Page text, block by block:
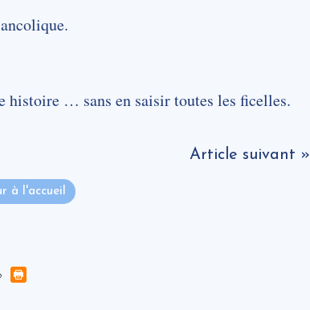
histoire … sans en saisir toutes les ficelles.
Article suivant »
à l'accueil